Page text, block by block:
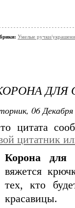
Умелые ручки/
ДЛЯ
06
цитата
цитатник
Корона для
вяжется
тех, кто
красавицы.